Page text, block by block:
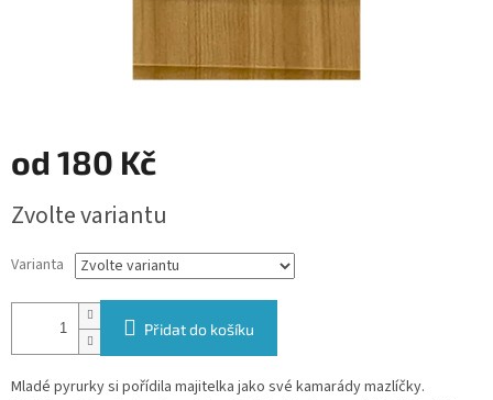
od 180 Kč
cena:
Zvolte variantu
Varianta
Přidat do košíku
Mladé pyrurky si pořídila majitelka jako své kamarády mazlíčky.